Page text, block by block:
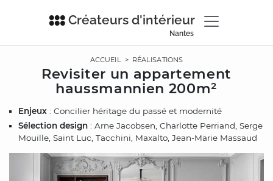
Créateurs d'intérieur
Nantes
ACCUEIL> RÉALISATIONS
Revisiter un appartement
haussmannien 200m²
Enjeux : Concilier héritage du passé et modernité
Sélection design : Arne Jacobsen, Charlotte Perriand, Serge
Mouille, Saint Luc, Tacchini, Maxalto, Jean-Marie Massaud